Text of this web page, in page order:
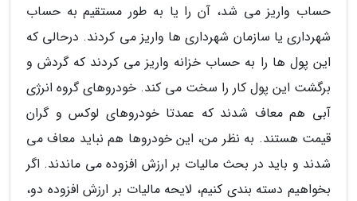
حساب واریز می شد، آن را یا به طور مستقیم به حساب
شهرداری یا سازمان شهرداری ها واریز می کردند. درحالی که
این پول ها را به حساب خزانه واریز می کردند که گردش و
برگشت این پول کار را سخت می کند. خودروهای گروه انرژی
آبی هم معاف شدند که عمدتا خودروهای لوکس و گران
قیمت هستند. به نظر من، این خودروها هم نباید معاف می
شدند و باید در بحث مالیات بر ارزش افزوده می ماندند. اگر
بخواهیم دسته بندی کنیم، لایحه مالیات بر ارزش افزوده دو،